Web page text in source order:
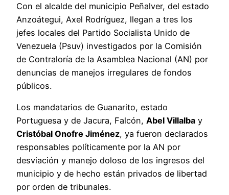
Con el alcalde del municipio Peñalver, del estado
Anzoátegui, Axel Rodríguez, llegan a tres los
jefes locales del Partido Socialista Unido de
Venezuela (Psuv) investigados por la Comisión
de Contraloría de la Asamblea Nacional (AN) por
denuncias de manejos irregulares de fondos
públicos.
Los mandatarios de Guanarito, estado
Portuguesa y de Jacura, Falcón, Abel Villalba y
Cristóbal Onofre Jiménez, ya fueron declarados
responsables políticamente por la AN por
desviación y manejo doloso de los ingresos del
municipio y de hecho están privados de libertad
por orden de tribunales.